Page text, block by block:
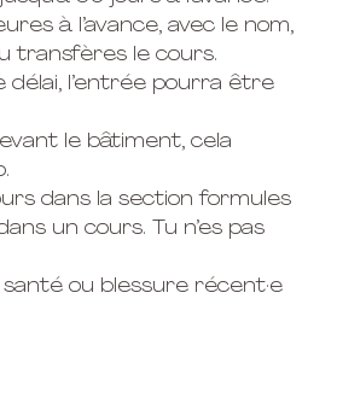
à l’avance, avec le nom,
transfères le cours.
délai, l’entrée pourra être
le bâtiment, cela
dans la section formules
un cours. Tu n’es pas
ou blessure récent·e